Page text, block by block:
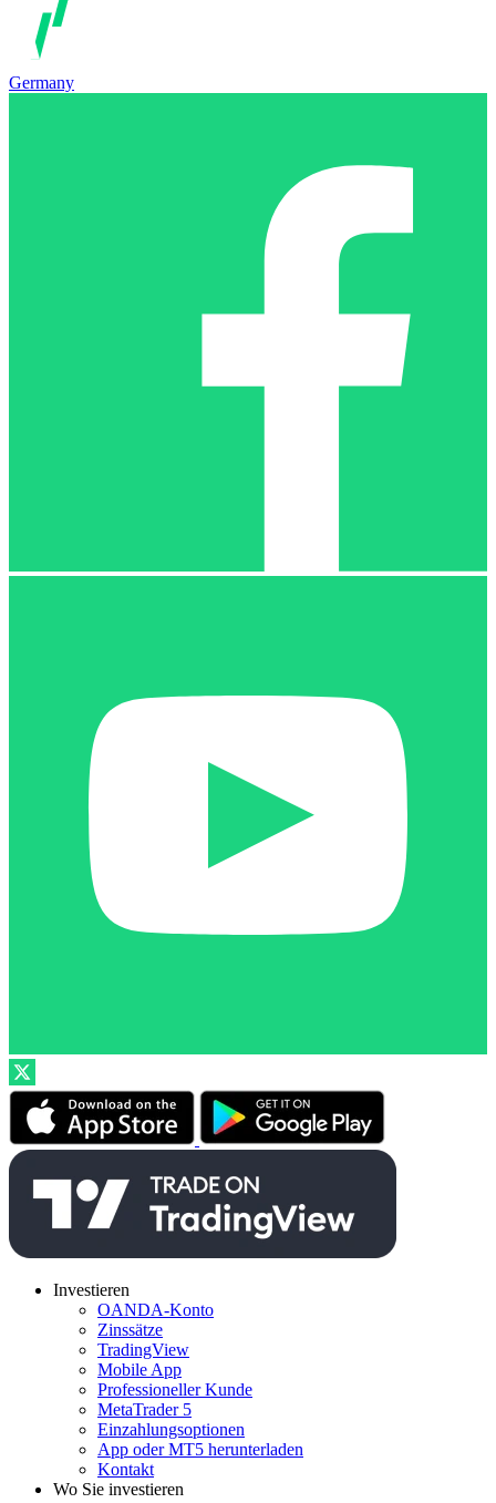
Germany
Investieren
OANDA-Konto
Zinssätze
TradingView
Mobile App
Professioneller Kunde
MetaTrader 5
Einzahlungsoptionen
App oder MT5 herunterladen
Kontakt
Wo Sie investieren